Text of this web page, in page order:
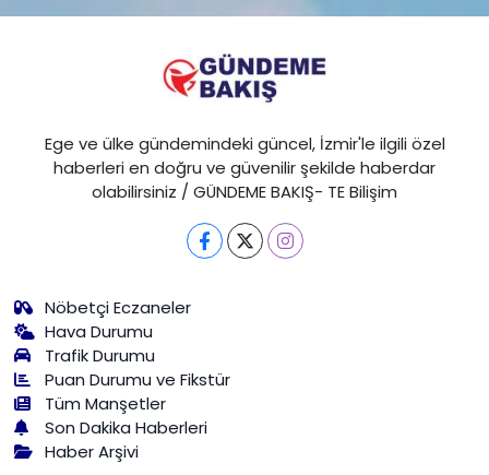
Ege ve ülke gündemindeki güncel, İzmir'le ilgili özel
haberleri en doğru ve güvenilir şekilde haberdar
olabilirsiniz / GÜNDEME BAKIŞ- TE Bilişim
Nöbetçi Eczaneler
Hava Durumu
Trafik Durumu
Puan Durumu ve Fikstür
Tüm Manşetler
Son Dakika Haberleri
Haber Arşivi